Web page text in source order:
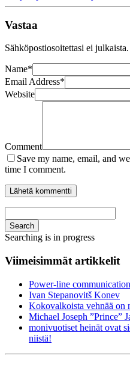
Vastaa
Sähköpostiosoitettasi ei julkaista.
Name*
Email Address*
Website
Comment
Save my name, email, and
time I comment.
Search
Searching is in progress
Viimeisimmät artikkelit
Power-line communication
Ivan Stepanovitš Konev
Kokovalkoista vehnää on
Michael Joseph ”Prince”
monivuotiset heinät ovat
niistä!